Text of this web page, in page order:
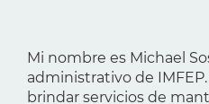
Mi nombre es Michael
administrativo de
brindar servicios de